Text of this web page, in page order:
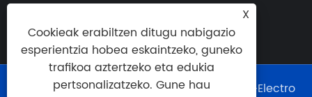
Copyright © 2025 Changzhou Laizap Opto-Electro
X
Cookieak erabiltzen ditugu nabigazio
esperientzia hobea eskaintzeko, guneko
trafikoa aztertzeko eta edukia
pertsonalizatzeko. Gune hau